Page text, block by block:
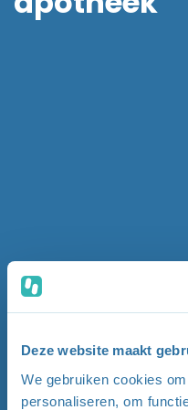
Deze website maakt
We gebruiken cookies
personaliseren, om